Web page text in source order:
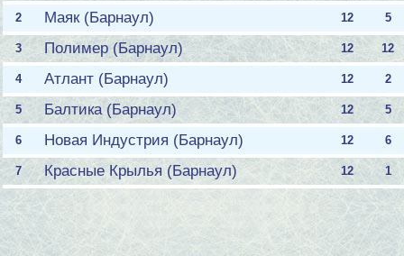
2 Маяк (Барнаул) 12 5
3 Полимер (Барнаул) 12 12
4 Атлант (Барнаул) 12 2
5 Балтика (Барнаул) 12 5
6 Новая Индустрия (Барнаул) 12 6
7 Красные Крылья (Барнаул) 12 1